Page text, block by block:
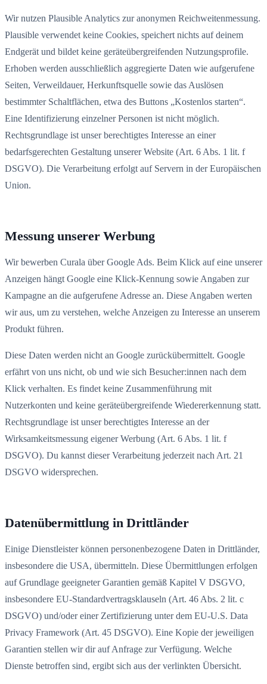
Wir nutzen Plausible Analytics zur anonymen Reichweitenmessung.
Plausible verwendet keine Cookies, speichert nichts auf deinem
Endgerät und bildet keine geräteübergreifenden Nutzungsprofile.
Erhoben werden ausschließlich aggregierte Daten wie aufgerufene
Seiten, Verweildauer, Herkunftsquelle sowie das Auslösen
bestimmter Schaltflächen, etwa des Buttons „Kostenlos starten“.
Eine Identifizierung einzelner Personen ist nicht möglich.
Rechtsgrundlage ist unser berechtigtes Interesse an einer
bedarfsgerechten Gestaltung unserer Website (Art. 6 Abs. 1 lit. f
DSGVO). Die Verarbeitung erfolgt auf Servern in der Europäischen
Union.
Messung unserer Werbung
Wir bewerben Curala über Google Ads. Beim Klick auf eine unserer
Anzeigen hängt Google eine Klick-Kennung sowie Angaben zur
Kampagne an die aufgerufene Adresse an. Diese Angaben werten
wir aus, um zu verstehen, welche Anzeigen zu Interesse an unserem
Produkt führen.
Diese Daten werden nicht an Google zurückübermittelt. Google
erfährt von uns nicht, ob und wie sich Besucher:innen nach dem
Klick verhalten. Es findet keine Zusammenführung mit
Nutzerkonten und keine geräteübergreifende Wiedererkennung statt.
Rechtsgrundlage ist unser berechtigtes Interesse an der
Wirksamkeitsmessung eigener Werbung (Art. 6 Abs. 1 lit. f
DSGVO). Du kannst dieser Verarbeitung jederzeit nach Art. 21
DSGVO widersprechen.
Datenübermittlung in Drittländer
Einige Dienstleister können personenbezogene Daten in Drittländer,
insbesondere die USA, übermitteln. Diese Übermittlungen erfolgen
auf Grundlage geeigneter Garantien gemäß Kapitel V DSGVO,
insbesondere EU-Standardvertragsklauseln (Art. 46 Abs. 2 lit. c
DSGVO) und/oder einer Zertifizierung unter dem EU-U.S. Data
Privacy Framework (Art. 45 DSGVO). Eine Kopie der jeweiligen
Garantien stellen wir dir auf Anfrage zur Verfügung. Welche
Dienste betroffen sind, ergibt sich aus der verlinkten Übersicht.